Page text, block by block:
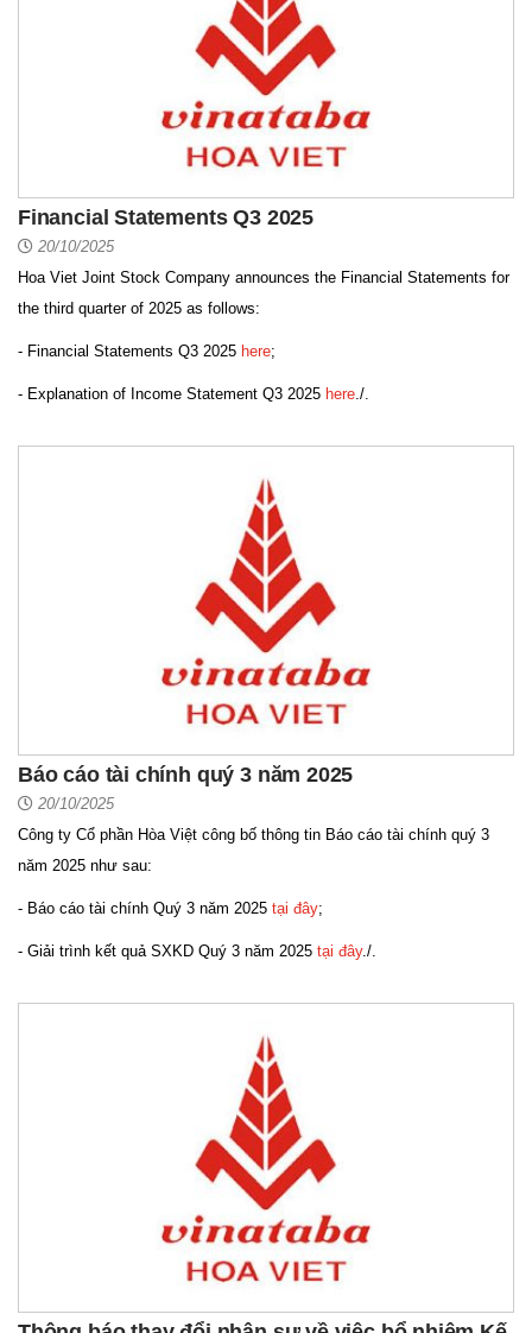
Financial Statements Q3 2025
20/10/2025
Hoa Viet Joint Stock Company announces the Financial Statements for
the third quarter of 2025 as follows:
- Financial Statements Q3 2025 here;
- Explanation of Income Statement Q3 2025 here./.
Báo cáo tài chính quý 3 năm 2025
20/10/2025
Công ty Cổ phần Hòa Việt công bố thông tin Báo cáo tài chính quý 3
năm 2025 như sau:
- Báo cáo tài chính Quý 3 năm 2025 tại đây;
- Giải trình kết quả SXKD Quý 3 năm 2025 tại đây./.